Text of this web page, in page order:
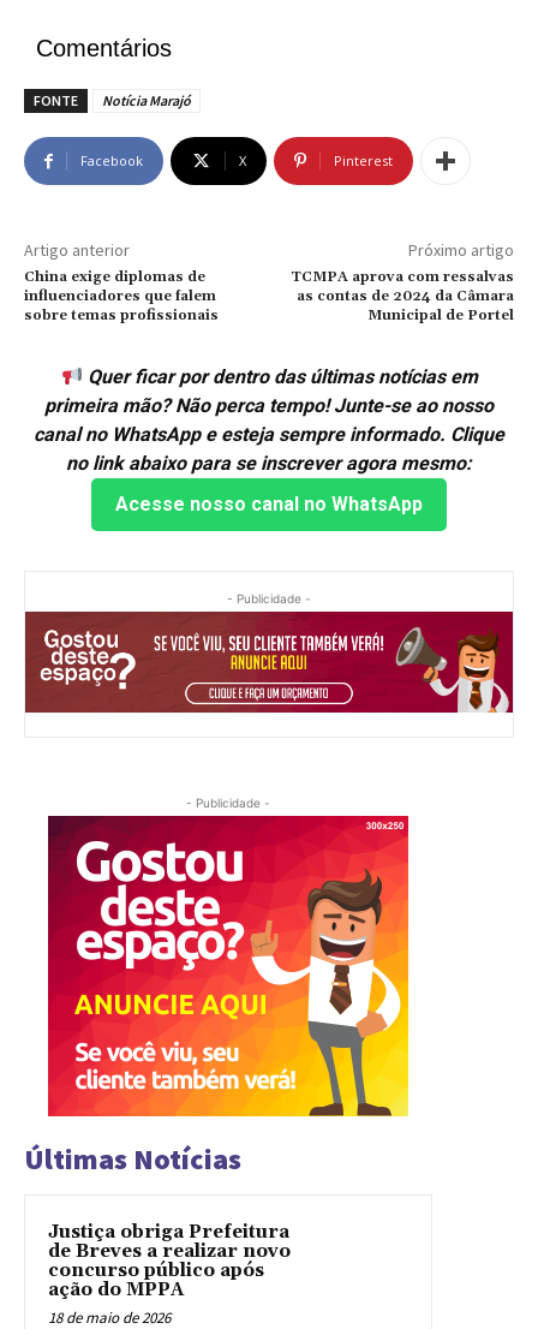
Comentários
FONTE Notícia Marajó
Facebook X Pinterest
Artigo anterior
China exige diplomas de
influenciadores que falem
sobre temas profissionais
Próximo artigo
TCMPA aprova com ressalvas
as contas de 2024 da Câmara
Municipal de Portel
Quer ficar por dentro das últimas notícias em
primeira mão? Não perca tempo! Junte-se ao nosso
canal no WhatsApp e esteja sempre informado. Clique
no link abaixo para se inscrever agora mesmo:
Acesse nosso canal no WhatsApp
- Publicidade -
- Publicidade -
Últimas Notícias
Justiça obriga Prefeitura
de Breves a realizar novo
concurso público após
ação do MPPA
18 de maio de 2026